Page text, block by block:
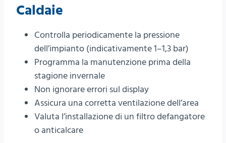
Caldaie
Controlla periodicamente la pressione
dell’impianto (indicativamente 1–1,3 bar)
Programma la manutenzione prima della
stagione invernale
Non ignorare errori sul display
Assicura una corretta ventilazione dell’area
Valuta l’installazione di un filtro defangatore
o anticalcare